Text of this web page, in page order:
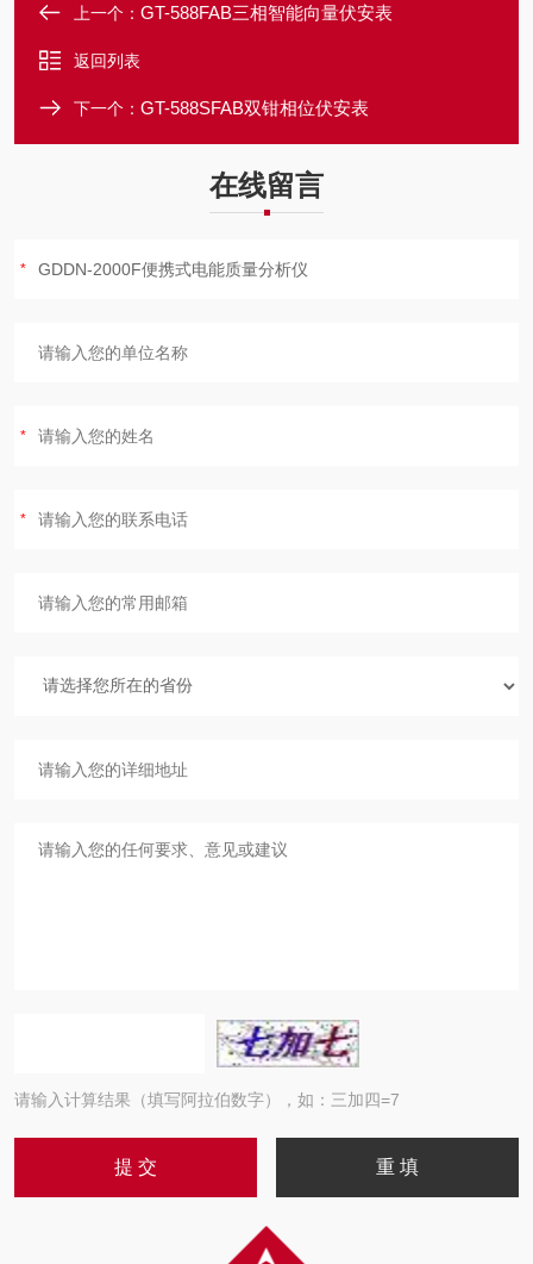
上一个： GT-588FAB三相智能向量伏安表
返回列表
下一个： GT-588SFAB双钳相位伏安表
在线留言
请输入计算结果（填写阿拉伯数字），如：三加四=7